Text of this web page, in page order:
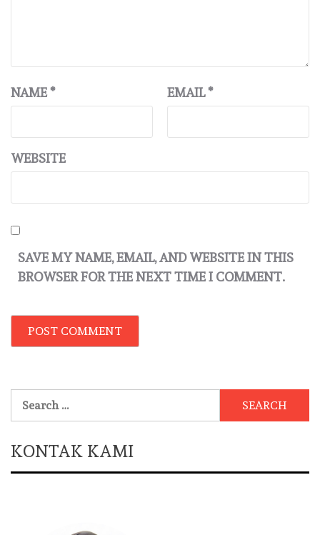
NAME* EMAIL*
WEBSITE
SAVE MY NAME, EMAIL, AND WEBSITE IN THIS
BROWSER FOR THE NEXT TIME I COMMENT.
for:
KONTAK KAMI